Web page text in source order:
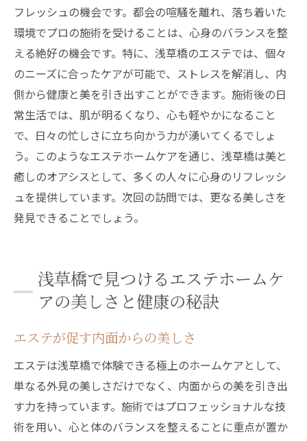
フレッシュの機会です。都会の喧騒を離れ、落ち着いた
環境でプロの施術を受けることは、心身のバランスを整
える絶好の機会です。特に、浅草橋のエステでは、個々
のニーズに合ったケアが可能で、ストレスを解消し、内
側から健康と美を引き出すことができます。施術後の日
常生活では、肌が明るくなり、心も軽やかになること
で、日々の忙しさに立ち向かう力が湧いてくるでしょ
う。このようなエステホームケアを通じ、浅草橋は美と
癒しのオアシスとして、多くの人々に心身のリフレッシ
ュを提供しています。次回の訪問では、更なる美しさを
発見できることでしょう。
浅草橋で見つけるエステホームケ
アの美しさと健康の秘訣
エステが促す内面からの美しさ
エステは浅草橋で体験できる極上のホームケアとして、
単なる外見の美しさだけでなく、内面からの美を引き出
す力を持っています。施術ではプロフェッショナルな技
術を用い、心と体のバランスを整えることに重点が置か